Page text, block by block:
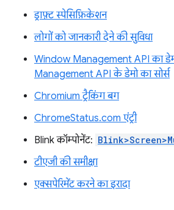
ड्राफ़्ट स्पेसिफ़िकेशन
लोगों को जानकारी देने की सुविधा
Window Management API का
Management API के डेमो का सोर्स
Chromium ट्रैकिंग बग
ChromeStatus.com एंट्री
Blink कॉम्पोनेंट:
टीएजी की समीक्षा
एक्सपेरिमेंट करने का इरादा